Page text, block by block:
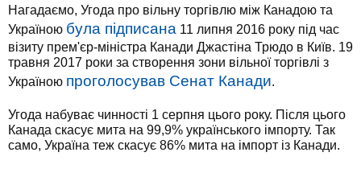
Нагадаємо, Угода про вільну торгівлю між Канадою та
Україною була підписана 11 липня 2016 року під час
візиту прем'єр-міністра Канади Джастіна Трюдо в Київ. 19
травня 2017 роки за створення зони вільної торгівлі з
Україною проголосував Сенат Канади.
Угода набуває чинності 1 серпня цього року. Після цього
Канада скасує мита на 99,9% українського імпорту. Так
само, Україна теж скасує 86% мита на імпорт із Канади.